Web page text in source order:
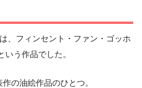
、フィンセント・ファン・ゴッホ
う作品でした。
の油絵作品のひとつ。